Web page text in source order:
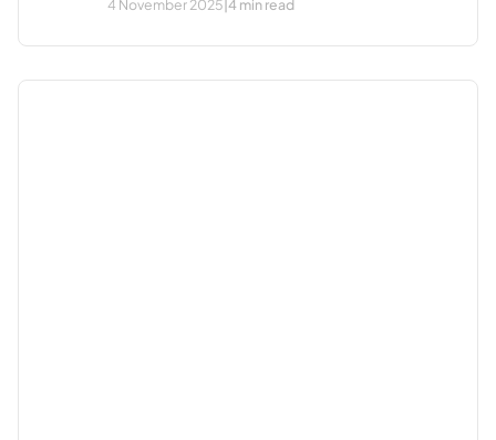
4 November 2025|4 min read